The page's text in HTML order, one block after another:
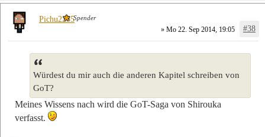
» Mo 22. Sep 2014, 19:05 #38
Würdest du mir auch die anderen Kapitel schreiben von
GoT?
Meines Wissens nach wird die GoT-Saga von Shirouka
verfasst.
Pichu2255Spender